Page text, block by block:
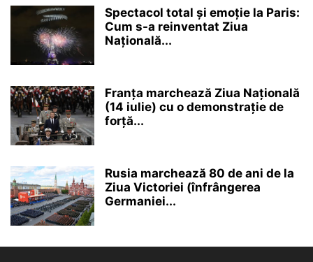
Spectacol total și emoție la Paris:
Cum s-a reinventat Ziua
Națională...
Franța marchează Ziua Națională
(14 iulie) cu o demonstrație de
forță...
Rusia marchează 80 de ani de la
Ziua Victoriei (înfrângerea
Germaniei...